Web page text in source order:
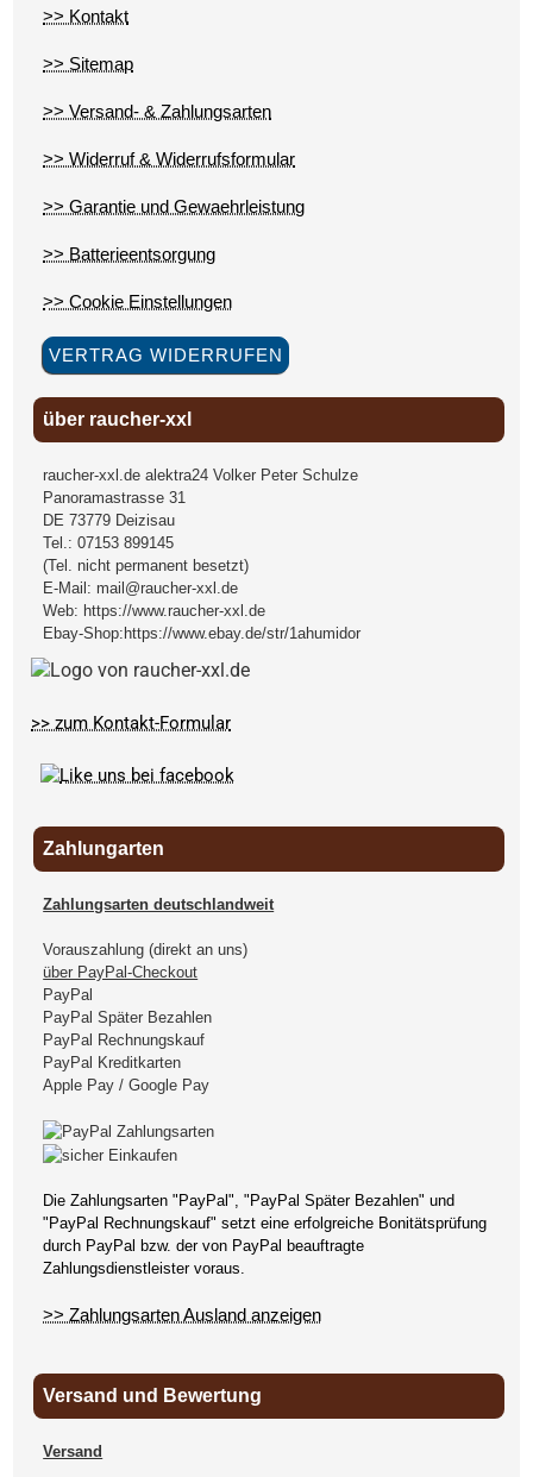
>> Kontakt
>> Sitemap
>> Versand- & Zahlungsarten
>> Widerruf & Widerrufsformular
>> Garantie und Gewaehrleistung
>> Batterieentsorgung
>> Cookie Einstellungen
VERTRAG WIDERRUFEN
über raucher-xxl
raucher-xxl.de alektra24 Volker Peter Schulze
Panoramastrasse 31
DE 73779 Deizisau
Tel.:07153 899145
(Tel. nicht permanent besetzt)
E-Mail: mail@raucher-xxl.de
Web: https://www.raucher-xxl.de
Ebay-Shop: https://www.ebay.de/str/1ahumidor
>> zum Kontakt-Formular
Zahlungarten
Zahlungsarten deutschlandweit
Vorauszahlung (direkt an uns)
über PayPal-Checkout
PayPal
PayPal Später Bezahlen
PayPal Rechnungskauf
PayPal Kreditkarten
Apple Pay / Google Pay
Die Zahlungsarten "PayPal", "PayPal Später Bezahlen" und
"PayPal Rechnungskauf" setzt eine erfolgreiche Bonitätsprüfung
durch PayPal bzw. der von PayPal beauftragte
Zahlungsdienstleister voraus.
>> Zahlungsarten Ausland anzeigen
Versand und Bewertung
Versand